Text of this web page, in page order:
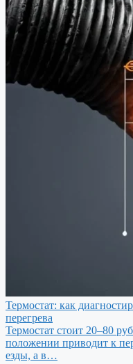
Термостат: как
перегрева
Термостат стоит 20–80
положении приводит к
езды, а в…